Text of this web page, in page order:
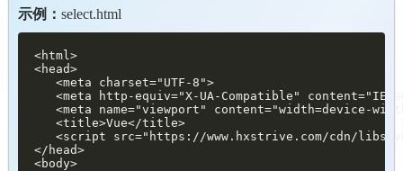
示例： select.html
<html>
<head>
<meta charset="UTF-8">
<meta http-equiv="X-UA-Compatible"
<meta name="viewport" content="width=device-
<title>Vue</title>
<script src="https://www.hxstrive.com/cdn/libs/
</head>
<body>